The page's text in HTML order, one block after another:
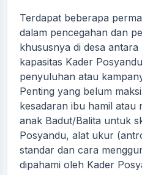
Terdapat beberapa
dalam pencegahan dan
khususnya di desa
kapasitas Kader
penyuluhan atau
Penting yang belum
kesadaran ibu hamil atau
anak Badut/Balita untuk
Posyandu, alat ukur
standar dan cara
dipahami oleh Kader